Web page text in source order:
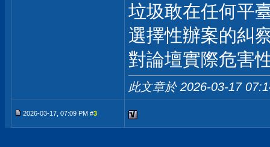
垃圾敢在任何平
選擇性辦案的糾
對論壇實際危害
此文章於 2026-03-17
2026-03-17, 07:09 PM #3